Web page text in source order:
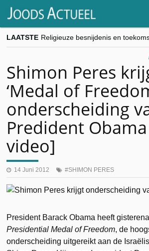
LAATSTE
Shimon Peres
‘Medal of
onderscheiding
Predident
video]
14 Juni 2012 SHIMON PERES
President Barack Obama heeft
Presidential Medal of Freedom, de
onderscheiding uitgereikt aan de